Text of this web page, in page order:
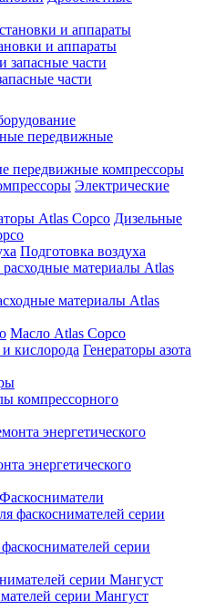
и аппараты
части
передвижные компрессоры
Электрические
Дизельные
Подготовка воздуха
материалы Atlas
Масло Atlas Copco
Генераторы азота
компрессорного
энергетического
Фаскосниматели
серии
серии Мангуст